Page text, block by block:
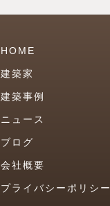
HOME
建築家
建築事例
ニュース
ブログ
会社概要
プライバシーポリシー